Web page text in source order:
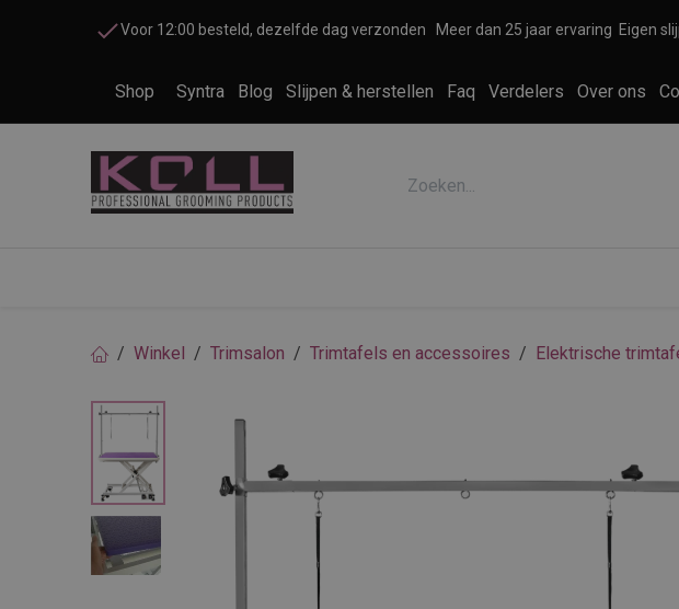
Voor 12:00 besteld, dezelfde dag verzonden Meer dan 25 jaar ervaring Eigen
Shop Syntra Blog Slijpen & herstellen Faq Verdelers Over ons
Winkel Trimsalon Trimtafels en accessoires Elektrische